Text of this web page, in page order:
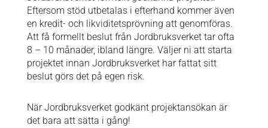
Eftersom stöd utbetalas i efterhand kommer även
en kredit- och likviditetsprövning att genomföras.
Att få formellt beslut från Jordbruksverket tar ofta
8 – 10 månader, ibland längre. Väljer ni att starta
projektet innan Jordbruksverket har fattat sitt
beslut görs det på egen risk.
När Jordbruksverket godkänt projektansökan är
det bara att sätta i gång!